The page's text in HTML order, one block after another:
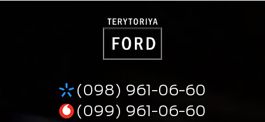
(098) 961-06-60
(099) 961-06-60